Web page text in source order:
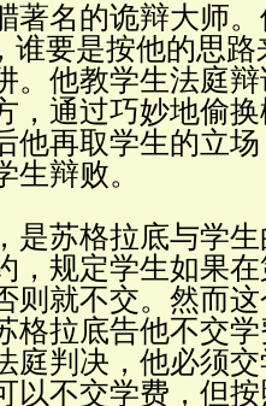
著名的诡辩大师
，谁要是按他的思
。他教学生法庭
，通过巧妙地偷
他再取学生的立
生辩败。
是苏格拉底与学
，规定学生如果
则就不交。 然而
格拉底告他不交
庭判决，他必须
以不交学费，但